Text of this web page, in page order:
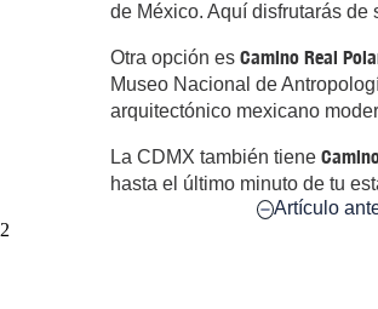
de México. Aquí disfrutarás
Otra opción es Camino Real
Museo Nacional de
arquitectónico mexicano
La CDMX también tiene
hasta el último minuto de tu
Artículo
2